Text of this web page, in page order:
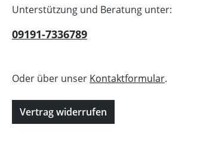
Unterstützung und Beratung unter:
09191-7336789
Oder über unser Kontaktformular.
Vertrag widerrufen